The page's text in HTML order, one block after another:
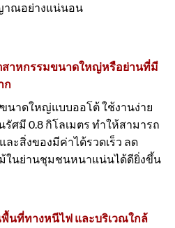
าณอย่างแน่นอน
สาหกรรมขนาดใหญ่หรือย่านที่มี
ก
ขนาดใหญ่แบบออโต้ ใช้งานง่าย
ศมี 0.8 กิโลเมตร ทำให้สามารถ
ะสิ่งของมีค่าได้รวดเร็ว ลด
ในย่านชุมชนหนาแน่นได้ดียิ่งขึ้น
ที่ทางหนีไฟ และบริเวณใกล้